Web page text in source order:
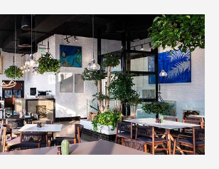
كيفية الحصول على قرض عقاري في دبي:
مخطط تلال الغاف الرئيسي: معيار جديد
دبي
منازل متوافقة مع مبادئ فاستو: دليل عملي
والانسجام